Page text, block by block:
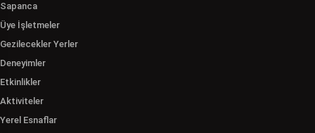
Sapanca
Üye İşletmeler
Gezilecekler Yerler
Deneyimler
Etkinlikler
Aktiviteler
Yerel Esnaflar